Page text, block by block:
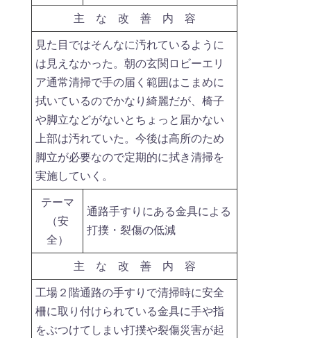
主 な 改 善 内 容
見た目ではそんなに汚れているように
は見えなかった。朝の玄関ロビーエリ
ア通常清掃で手の届く範囲はこまめに
拭いているのでかなり綺麗だが、椅子
や脚立などがないとちょっと届かない
上部は汚れていた。今後は高所のため
脚立が必要なので定期的に拭き清掃を
実施していく。
テーマ
（安
全）
通路手すりにある金具による
打撲・裂傷の低減
主 な 改 善 内 容
工場２階通路の手すりで清掃時に安全
柵に取り付けられている金具に手や指
をぶつけてしまい打撲や裂傷災害が起